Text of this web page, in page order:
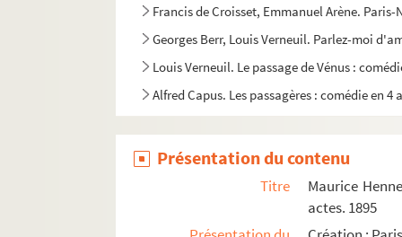
Francis de Croisset, Emmanuel Arène. Paris-
Georges Berr, Louis Verneuil. Parlez-moi
Louis Verneuil. Le passage de Vénus :
Alfred Capus. Les passagères : comédie en 4
Henry Kistemaeckers. La passante : pièce en
Georges de Porto-Riche. Le passé : comédie
Lambert-Thiboust. Le passé de Nichette :
Présentation du contenu
Titre
Maurice
actes. 1895